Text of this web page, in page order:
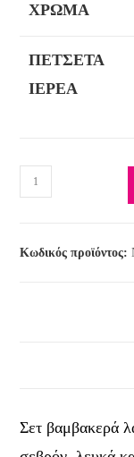
ΧΡΏΜΑ
ΠΕΤΣΈΤΑ
ΙΕΡΈΑ
Κωδικός προϊόντος:
Σετ βαμβακερά